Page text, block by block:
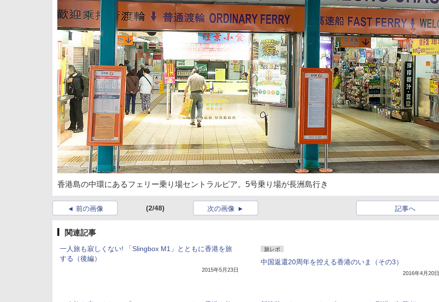
香港島の中環にあるフェリー乗り場セントラルピア。5号乗り場が長洲島行き
前の画像 (2/48) 記事へ
次の画像
関連記事
一人旅も寂しくない! 「Slingbox M1」とともに香港を旅
する（後編）
2015年5月23日
旅レポ
中国返還20周年を控える香港のいま（その3）
2016年4月20日